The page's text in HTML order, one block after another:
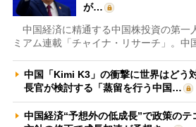
が…
中国経済に精通する中国株投資の第一
ミアム連載「チャイナ・リサーチ」。中
中国「Kimi K3」の衝撃に世界はど
長官が検討する「蒸留を行う中国…
中国経済“予想外の低成長”で政策の